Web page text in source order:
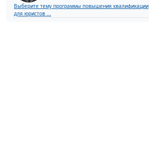
Выберите тему программы повышения квалификации
для юристов ...